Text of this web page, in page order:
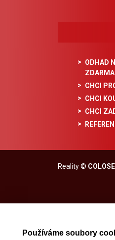
ODHAD
ZDARMA
CHCI
CHCI
CHCI
Reality©
Používáme soubory